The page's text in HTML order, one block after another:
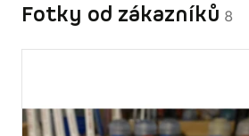
Fotky od zákazníků 8